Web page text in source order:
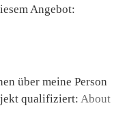
Angebot:
über meine Person
qualifiziert: About